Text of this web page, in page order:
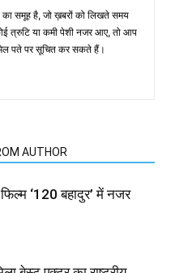
समूह है, जो ख़बरों को लिखते समय
त्रुटि या कमी पेशी नजर आए, तो आप
पते पर सूचित कर सकते हैं।
AUTHOR
‘120 बहादुर’ में नजर